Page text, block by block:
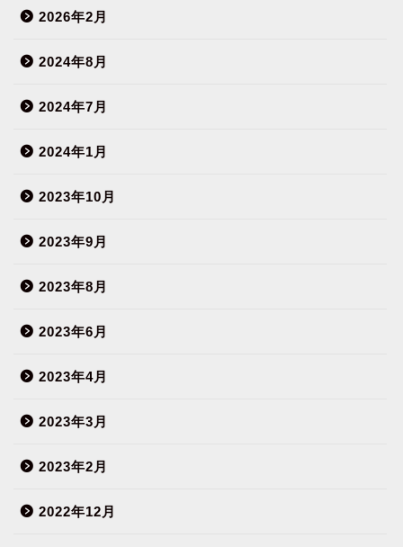
2026年2月
2024年8月
2024年7月
2024年1月
2023年10月
2023年9月
2023年8月
2023年6月
2023年4月
2023年3月
2023年2月
2022年12月